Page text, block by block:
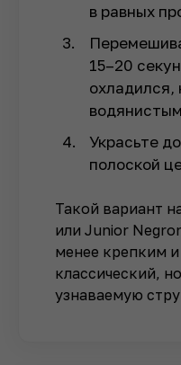
в равных
15–20
охладился,
Украсьте
полоской
Такой вариант
или Junior
менее крепким
классический,
узнаваемую